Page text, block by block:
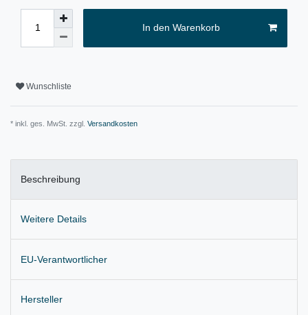
In den Warenkorb
Wunschliste
* inkl. ges. MwSt. zzgl. Versandkosten
Beschreibung
Weitere Details
EU-Verantwortlicher
Hersteller